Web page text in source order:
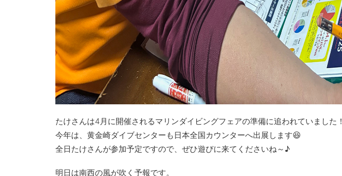
たけさんは4月に開催されるマリンダイビングフェアの準備に追われていました！
今年は、黄金崎ダイブセンターも日本全国カウンターへ出展します😆
全日たけさんが参加予定ですので、ぜひ遊びに来てくださいね～♪
明日は南西の風が吹く予報です。